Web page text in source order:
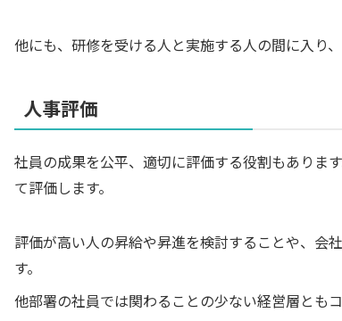
他にも、研修を受ける人と実施する人の間に入り
人事評価
社員の成果を公平、適切に評価する役割もありま
て評価します。
評価が高い人の昇給や昇進を検討することや、会
す。
他部署の社員では関わることの少ない経営層とも